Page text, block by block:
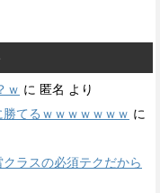
ｗ に 匿名 より
てるｗｗｗｗｗｗｗ に
ラスの必須テクだから